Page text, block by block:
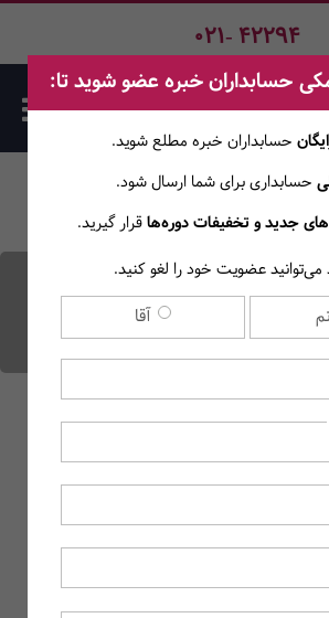
021- 42294
حقوق و دستمزد 1404 چقدر
است؟
حسابدارن
حسابداران خبره عضو شوید تا:
حسابداران خبره مطلع ‎شوید.
حسابداری برای شما ارسال شود.
جدید و تخفیفات دوره‌هاقرار گیرید.
عضویت خود را لغو کنید.
آقا